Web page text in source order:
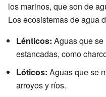
los marinos, que son de
Los ecosistemas de agua
Lénticos: Aguas que se
estancadas, como
Lóticos: Aguas que se
arroyos y ríos.